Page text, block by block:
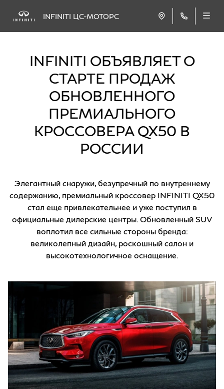
INFINITI ЦС-МОТОРС
INFINITI ОБЪЯВЛЯЕТ О
СТАРТЕ ПРОДАЖ
ОБНОВЛЕННОГО
ПРЕМИАЛЬНОГО
КРОССОВЕРА QX50 В
РОССИИ
Элегантный снаружи, безупречный по внутреннему
содержанию, премиальный кроссовер INFINITI QX50
стал еще привлекательнее и уже поступил в
официальные дилерские центры. Обновленный SUV
воплотил все сильные стороны бренда:
великолепный дизайн, роскошный салон и
высокотехнологичное оснащение.